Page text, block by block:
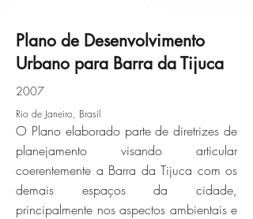
Click here
Plano de Desenvolvimento
Urbano para Barra da Tijuca
2007
Rio de Janeiro, Brasil
O Plano elaborado parte de diretrizes de
planejamento visando articular
coerentemente a Barra da Tijuca com os
demais espaços da cidade,
principalmente nos aspectos ambientais e